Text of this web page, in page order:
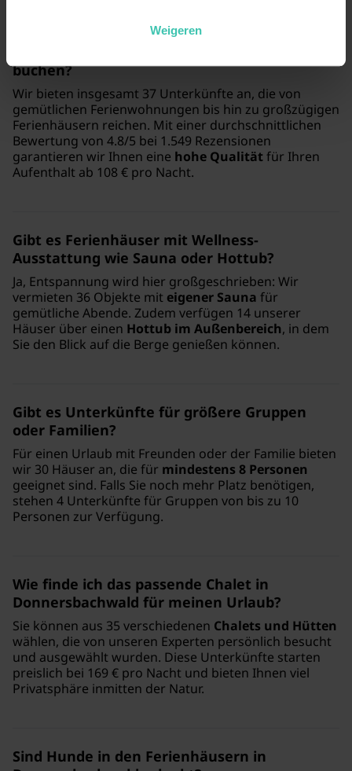
Weigeren
Welche Art von Unterkunft in
buchen?
Wir bieten insgesamt 37 Unterkünfte an, die von
gemütlichen Ferienwohnungen bis hin zu großzügigen
Ferienhäusern reichen. Mit einer durchschnittlichen
Bewertung von 4.8/5 bei 1.549 Rezensionen
garantieren wir Ihnen eine hohe Qualitätfür Ihren
Aufenthalt ab 108 € pro Nacht.
Gibt es Ferienhäuser mit Wellness-
Ausstattung wie Sauna oder Hottub?
Ja, Entspannung wird hier großgeschrieben: Wir
vermieten 36 Objekte mit eigener Sauna für
gemütliche Abende. Zudem verfügen 14 unserer
Häuser über einen Hottub im Außenbereich, in dem
Sie den Blick auf die Berge genießen können.
Gibt es Unterkünfte für größere Gruppen
oder Familien?
Für einen Urlaub mit Freunden oder der Familie bieten
wir 30 Häuser an, die für mindestens 8 Personen
geeignet sind. Falls Sie noch mehr Platz benötigen,
stehen 4 Unterkünfte für Gruppen von bis zu 10
Personen zur Verfügung.
Wie finde ich das passende Chalet in
Donnersbachwald für meinen Urlaub?
Sie können aus 35 verschiedenen Chalets und Hütten
wählen, die von unseren Experten persönlich besucht
und ausgewählt wurden. Diese Unterkünfte starten
preislich bei 169 € pro Nacht und bieten Ihnen viel
Privatsphäre inmitten der Natur.
Sind Hunde in den Ferienhäusern in